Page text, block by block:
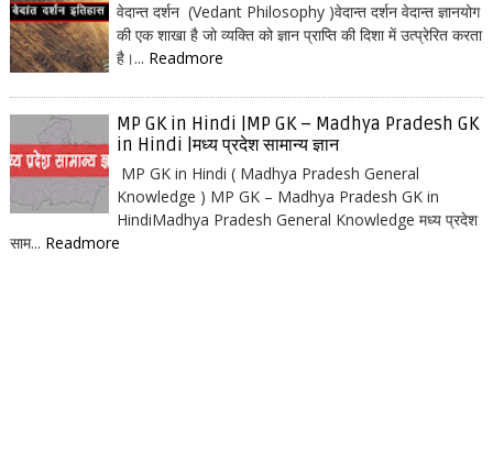
वेदान्त दर्शन (Vedant Philosophy )वेदान्त दर्शन वेदान्त ज्ञानयोग
की एक शाखा है जो व्यक्ति को ज्ञान प्राप्ति की दिशा में उत्प्रेरित करता
है।... Readmore
MP GK in Hindi |MP GK – Madhya Pradesh GK
in Hindi |मध्य प्रदेश सामान्य ज्ञान
MP GK in Hindi ( Madhya Pradesh General
Knowledge ) MP GK – Madhya Pradesh GK in
HindiMadhya Pradesh General Knowledge मध्य प्रदेश
साम... Readmore